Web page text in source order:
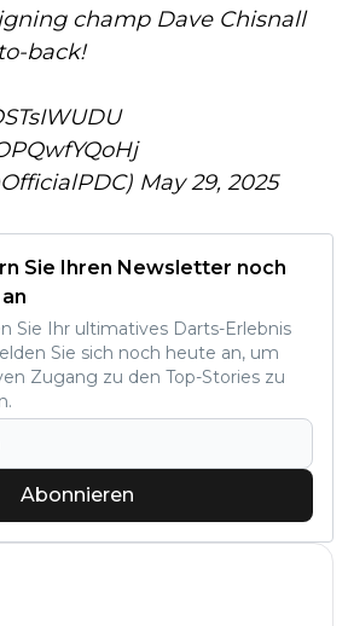
champ Dave Chisnall
back!
May 29, 2025
Sie Ihren Newsletter noch
Sie Ihr ultimatives Darts-Erlebnis
Sie sich noch heute an, um
Zugang zu den Top-Stories zu
Abonnieren